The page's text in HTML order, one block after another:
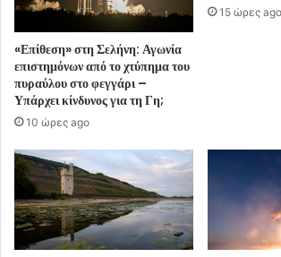
«Επίθεση» στη Σελήνη: Αγωνία
επιστημόνων από το χτύπημα του
πυραύλου στο φεγγάρι –
Υπάρχει κίνδυνος για τη Γη;
10 ώρες ago
15 ώρες ago